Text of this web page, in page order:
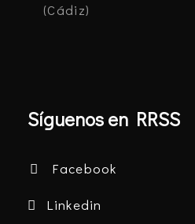
(Cádiz)
Síguenos en RRSS
Facebook
Linkedin